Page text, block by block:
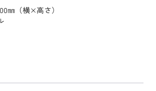
㎜（横×高さ）